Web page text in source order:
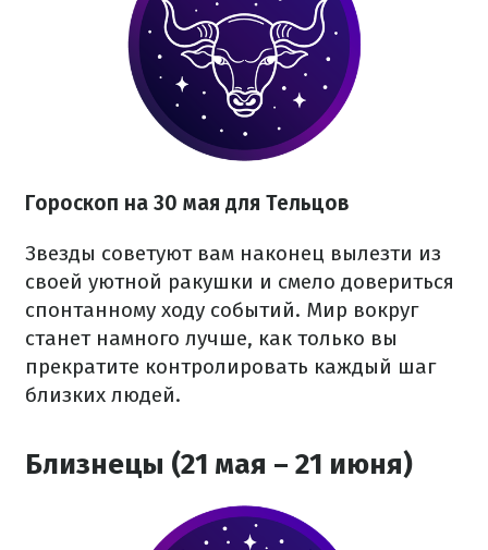
Гороскоп на 30 мая для Тельцов
Звезды советуют вам наконец вылезти из
своей уютной ракушки и смело довериться
спонтанному ходу событий. Мир вокруг
станет намного лучше, как только вы
прекратите контролировать каждый шаг
близких людей.
Близнецы (21 мая – 21 июня)